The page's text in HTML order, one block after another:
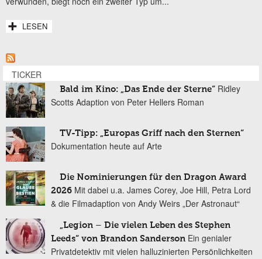
LESEN
TICKER
Bald im Kino: „Das Ende der Sterne“ Ridley
Scotts Adaption von Peter Hellers Roman
TV-Tipp: „Europas Griff nach den Sternen“
Dokumentation heute auf Arte
Die Nominierungen für den Dragon Award
2026 Mit dabei u.a. James Corey, Joe Hill, Petra Lord
& die Filmadaption von Andy Weirs „Der Astronaut“
„Legion – Die vielen Leben des Stephen
Leeds“ von Brandon Sanderson Ein genialer
Privatdetektiv mit vielen halluzinierten Persönlichkeiten